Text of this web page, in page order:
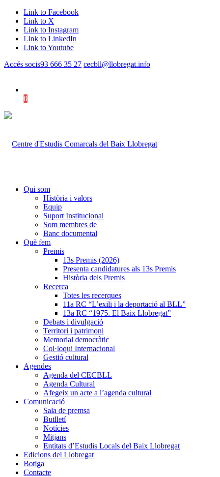
Link to Facebook
Link to X
Link to Instagram
Link to LinkedIn
Link to Youtube
Accés socis93 666 35 27 cecbll@llobregat.info
0
Qui som
Història i valors
Equip
Suport Institucional
Som membres de
Banc documental
Què fem
Premis
13s Premis (2026)
Presenta candidatures als 13s Premis
Història dels Premis
Recerca
Totes les recerques
11a RC “L’exili i la deportació al BLL”
13a RC “1975. El Baix Llobregat”
Debats i divulgació
Territori i patrimoni
Memorial democràtic
Col·loqui Internacional
Gestió cultural
Agendes
Agenda del CECBLL
Agenda Cultural
Afegeix un acte a l’agenda cultural
Comunicació
Sala de premsa
Butlletí
Notícies
Mitjans
Entitats d’Estudis Locals del Baix Llobregat
Edicions del Llobregat
Botiga
Contacte